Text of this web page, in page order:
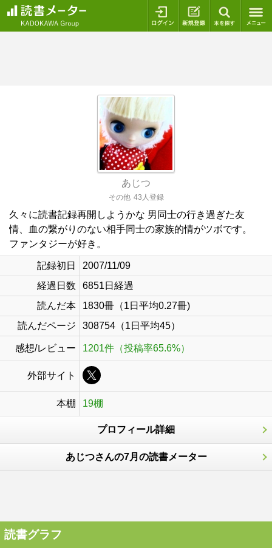
ログイン 新規登録
あじつ
その他 43人登録
久々に読書記録再開しようかな 男同士の行き過ぎた友
情、血の繋がりのない相手同士の家族的情がツボです。
ファンタジーが好き。
記録初日
2007/11/09
経過日数
6851日経過
読んだ本
1830冊（1日平均0.27冊)
読んだページ
308754（1日平均45）
感想/レビュー 1201件（投稿率65.6%）
外部サイト
本棚 19棚
プロフィール詳細
あじつさんの7月の読書メーター
読書グラフ